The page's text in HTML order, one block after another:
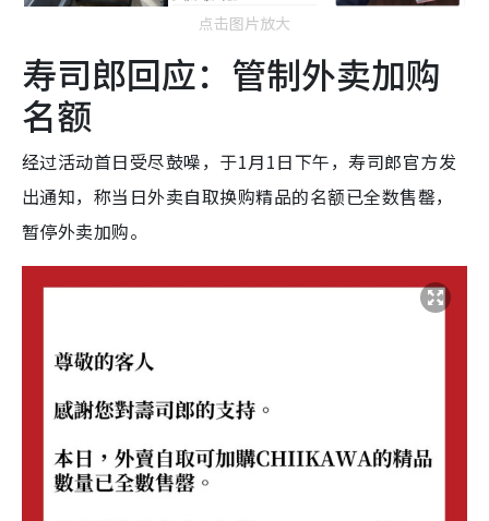
点击图片放大
寿司郎回应：管制外卖加购
名额
经过活动首日受尽鼓噪，于1月1日下午，寿司郎官方发
出通知，称当日外卖自取换购精品的名额已全数售罄，
暂停外卖加购。